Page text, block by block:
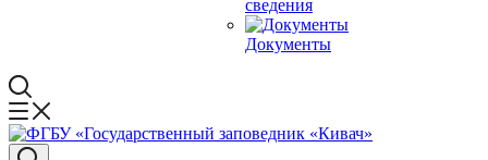
сведения
Документы